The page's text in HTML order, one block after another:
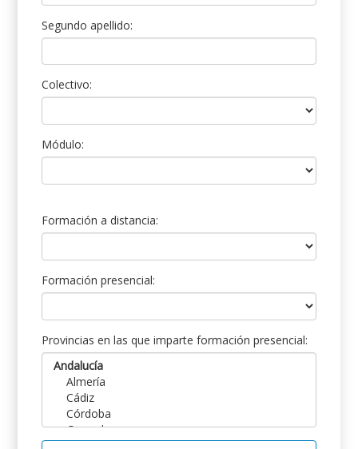
Segundo apellido:
Colectivo:
Módulo:
Formación a distancia:
Formación presencial:
Provincias en las que imparte formación presencial: